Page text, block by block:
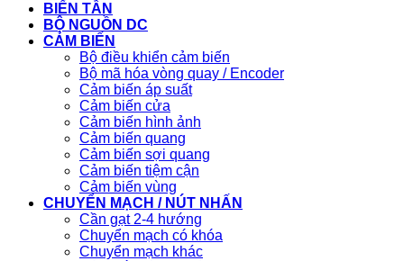
BIẾN TẦN
BỘ NGUỒN DC
CẢM BIẾN
Bộ điều khiển cảm biến
Bộ mã hóa vòng quay / Encoder
Cảm biến áp suất
Cảm biến cửa
Cảm biến hình ảnh
Cảm biến quang
Cảm biến sợi quang
Cảm biến tiệm cận
Cảm biến vùng
CHUYỂN MẠCH / NÚT NHẤN
Cần gạt 2-4 hướng
Chuyển mạch có khóa
Chuyển mạch khác